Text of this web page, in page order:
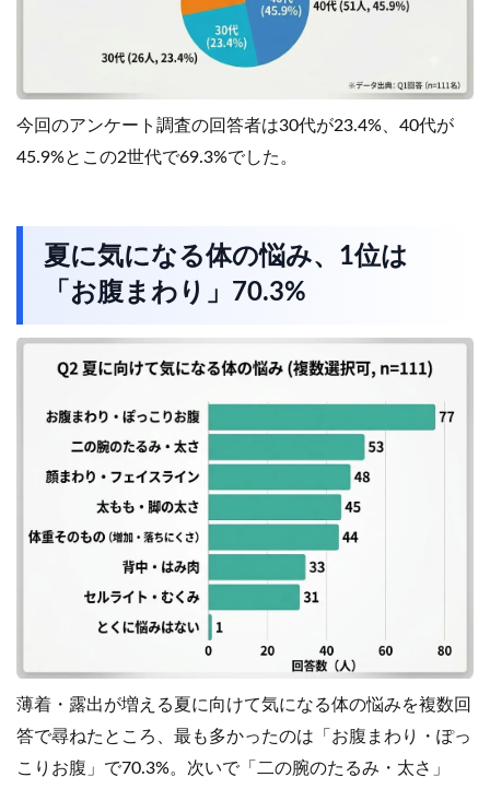
今回のアンケート調査の回答者は30代が23.4%、40代が
45.9%とこの2世代で69.3%でした。
夏に気になる体の悩み、1位は
「お腹まわり」70.3%
薄着・露出が増える夏に向けて気になる体の悩みを複数回
答で尋ねたところ、最も多かったのは「お腹まわり・ぽっ
こりお腹」で70.3%。次いで「二の腕のたるみ・太さ」